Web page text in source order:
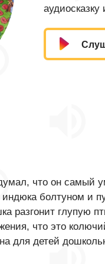
что он
болтуном и
разгонит глупую
что это
для детей